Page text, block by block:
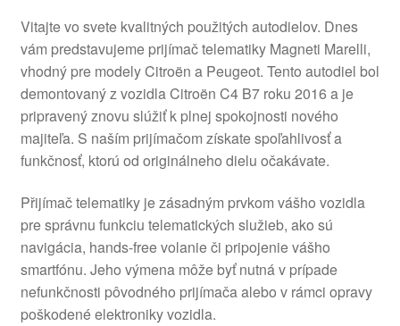
Vitajte vo svete kvalitných použitých autodielov. Dnes
vám predstavujeme prijímač telematiky Magneti Marelli,
vhodný pre modely Citroën a Peugeot. Tento autodiel bol
demontovaný z vozidla Citroën C4 B7 roku 2016 a je
pripravený znovu slúžiť k plnej spokojnosti nového
majiteľa. S naším prijímačom získate spoľahlivosť a
funkčnosť, ktorú od originálneho dielu očakávate.
Přijímač telematiky je zásadným prvkom vášho vozidla
pre správnu funkciu telematických služieb, ako sú
navigácia, hands-free volanie či pripojenie vášho
smartfónu. Jeho výmena môže byť nutná v prípade
nefunkčnosti pôvodného prijímača alebo v rámci opravy
poškodené elektroniky vozidla.